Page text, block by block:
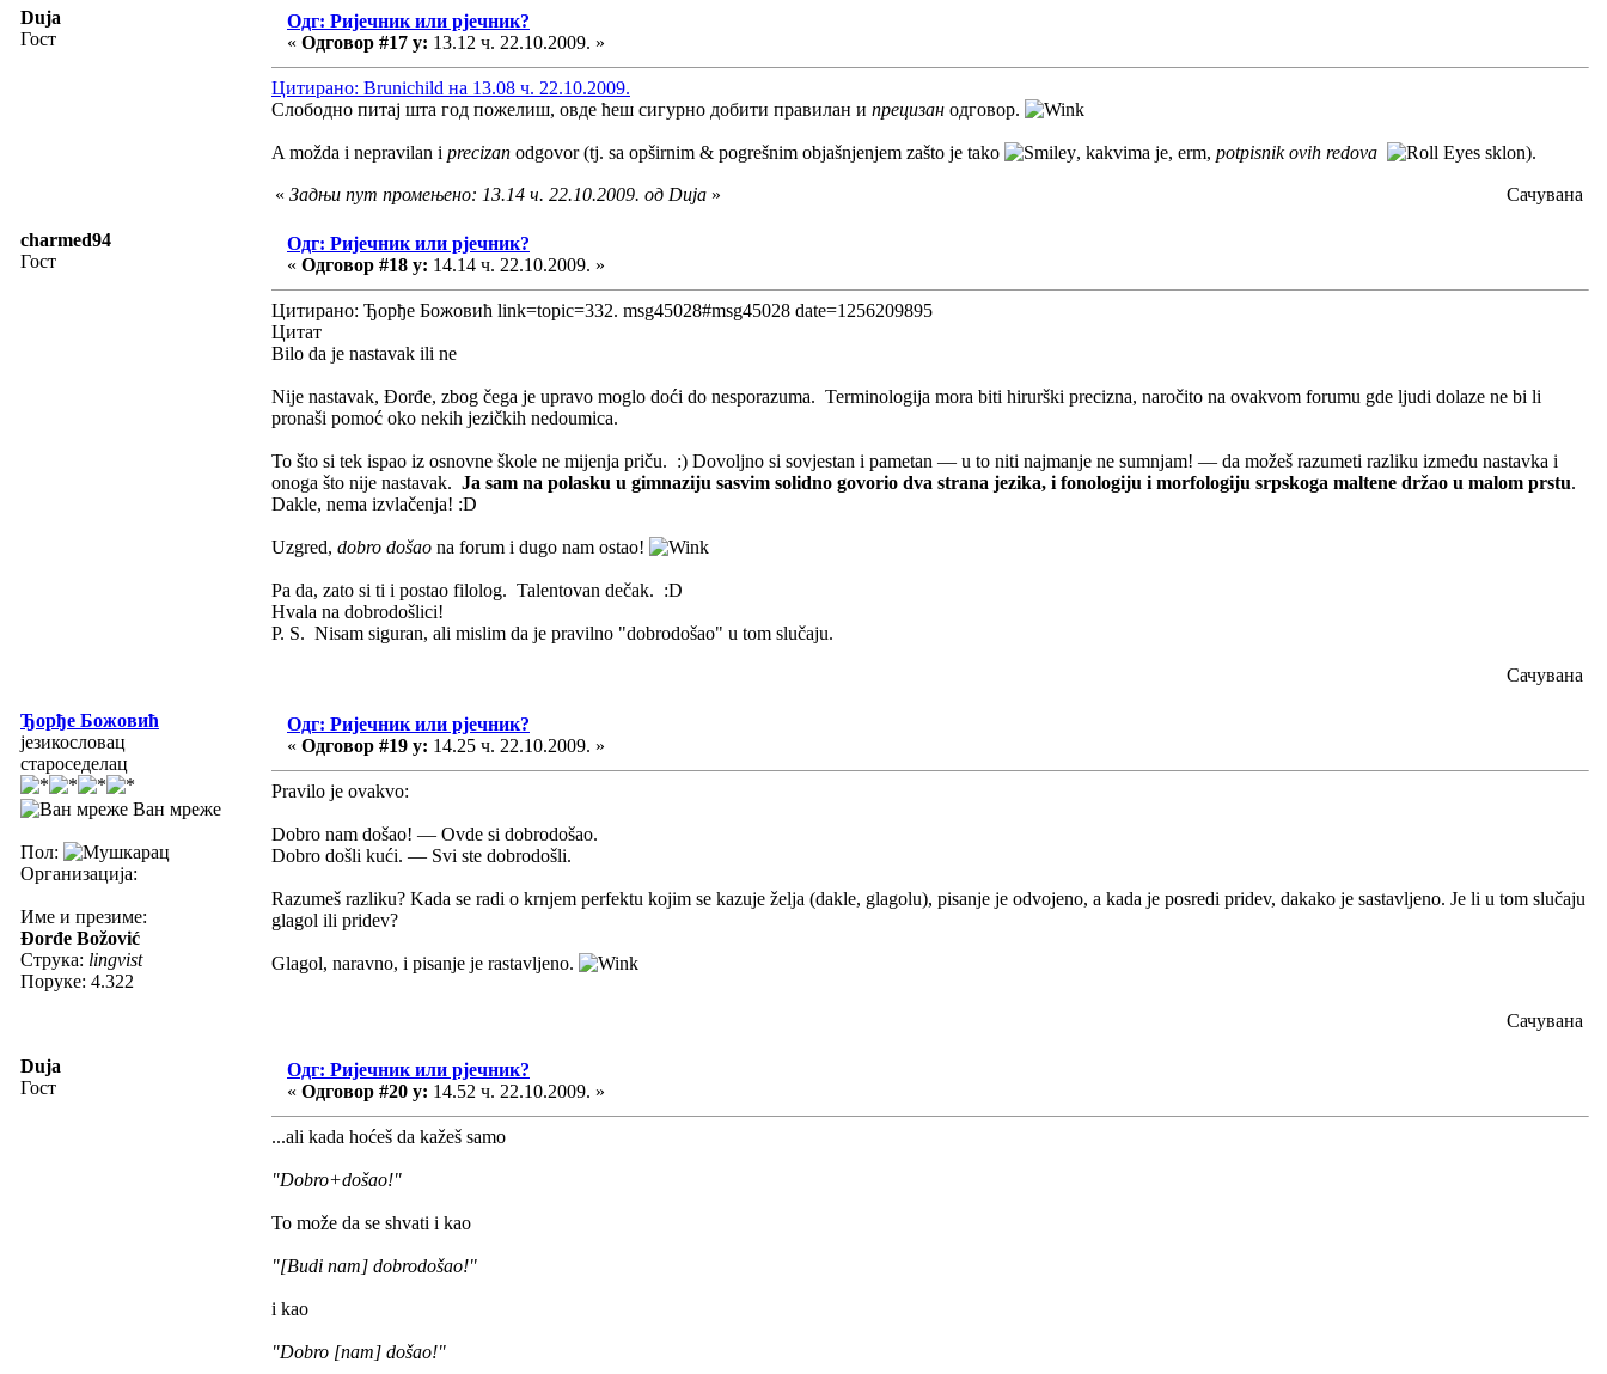
Duja
Гост
Одг: Ријечник или рјечник?
« Одговор #17 у: 13.12 ч. 22.10.2009. »
Цитирано: Brunichild на 13.08 ч. 22.10.2009.
Слободно питај шта год пожелиш, овде ћеш сигурно добити правилан и прецизан одговор.
A možda i nepravilan i precizan odgovor (tj. sa opširnim & pogrešnim objašnjenjem zašto je tako , kakvima je, erm, potpisnik ovih redova sklon).
« Задњи пут промењено: 13.14 ч. 22.10.2009. од Duja » Сачувана
charmed94
Гост
Одг: Ријечник или рјечник?
« Одговор #18 у: 14.14 ч. 22.10.2009. »
Цитирано: Ђорђе Божовић link=topic=332. msg45028#msg45028 date=1256209895
Цитат
Bilo da je nastavak ili ne
Nije nastavak, Đorđe, zbog čega je upravo moglo doći do nesporazuma. Terminologija mora biti hirurški precizna, naročito na ovakvom forumu gde ljudi dolaze ne bi li
pronaši pomoć oko nekih jezičkih nedoumica.
To što si tek ispao iz osnovne škole ne mijenja priču. :) Dovoljno si sovjestan i pametan — u to niti najmanje ne sumnjam! — da možeš razumeti razliku između nastavka i
onoga što nije nastavak. Ja sam na polasku u gimnaziju sasvim solidno govorio dva strana jezika, i fonologiju i morfologiju srpskoga maltene držao u malom prstu.
Dakle, nema izvlačenja! :D
Uzgred, dobro došao na forum i dugo nam ostao!
Pa da, zato si ti i postao filolog. Talentovan dečak. :D
Hvala na dobrodošlici!
P. S. Nisam siguran, ali mislim da je pravilno "dobrodošao" u tom slučaju.
Сачувана
Ђорђе Божовић
језикословац
староседелац
Ван мреже
Пол:
Организација:
Име и презиме:
Đorđe Božović
Струка: lingvist
Поруке: 4.322
Одг: Ријечник или рјечник?
« Одговор #19 у: 14.25 ч. 22.10.2009. »
Pravilo je ovakvo:
Dobro nam došao! — Ovde si dobrodošao.
Dobro došli kući. — Svi ste dobrodošli.
Razumeš razliku? Kada se radi o krnjem perfektu kojim se kazuje želja (dakle, glagolu), pisanje je odvojeno, a kada je posredi pridev, dakako je sastavljeno. Je li u tom slučaju
glagol ili pridev?
Glagol, naravno, i pisanje je rastavljeno.
Сачувана
Duja
Гост
Одг: Ријечник или рјечник?
« Одговор #20 у: 14.52 ч. 22.10.2009. »
...ali kada hoćeš da kažeš samo
"Dobro+došao!"
To može da se shvati i kao
"[Budi nam] dobrodošao!"
i kao
"Dobro [nam] došao!"